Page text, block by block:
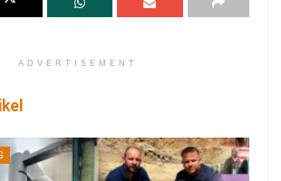
ADVERTISEMENT